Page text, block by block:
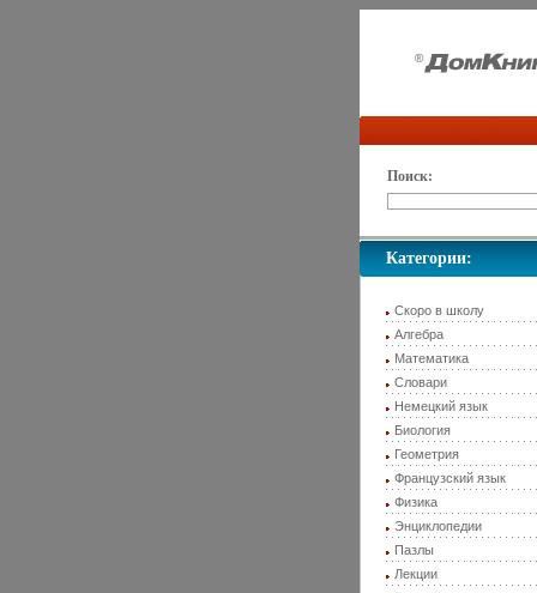
Поиск:
Категории:
Скоро в школу
Алгебра
Математика
Словари
Немецкий язык
Биология
Геометрия
Французский язык
Физика
Энциклопедии
Пазлы
Лекции